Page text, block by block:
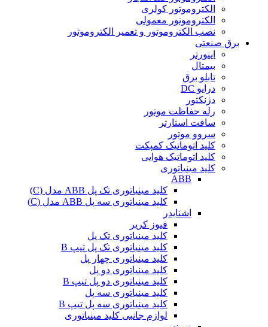
الکتروموتور کولری
الکتروموتور معمولی
نصب الکتروموتور و تعمیر الکتروموتور
برق صنعتی
اینورتر
بیمتال
تابلو برق
درایو DC
دژنکتور
رله حفاظت موتور
سافت استارتر
سروو موتور
کلید اتوماتیک کمپکت
کلید اتوماتیک هوایی
کلید مینیاتوری
ABB
کلید مینیاتوری تک پل ABB مدل (C)
کلید مینیاتوری سه پل ABB مدل (C)
اشنایدر
فیوز کریر
کلید مینیاتوری تک پل
کلید مینیاتوری تک پل تیپ B
کلید مینیاتوری چهار پل
کلید مینیاتوری دو پل
کلید مینیاتوری دو پل تیپ B
کلید مینیاتوری سه پل
کلید مینیاتوری سه پل تیپ B
لوازم جانبی کلید مینیاتوری